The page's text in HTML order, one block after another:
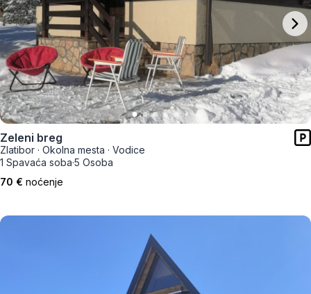
Zeleni breg
Zlatibor · Okolna mesta · Vodice
1 Spavaća soba·5 Osoba
70 € noćenje